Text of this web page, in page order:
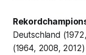
Deutschland
(1964, 2008,